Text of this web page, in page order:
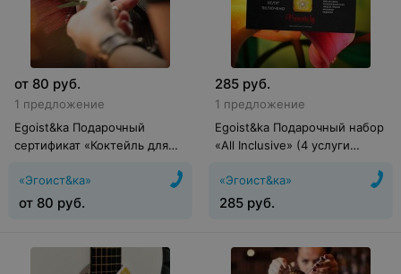
от 80 руб.
1 предложение
Egoist&ka Подарочный
сертификат «Коктейль для
горячими ножницами с
уходом для волос
Sorbie», любая длина)»
«Эгоист&ка»
от 80 руб.
285 руб.
1 предложение
Egoist&ka Подарочный набор
«All Inclusivе» (4 услуги
«Эгоист&ка»
285 руб.